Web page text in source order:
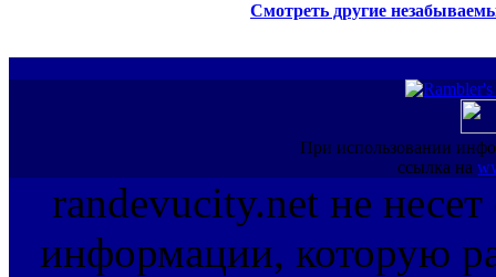
Смотреть другие
При использовании
ссылка на
randevucity.net не несет
информации, которую